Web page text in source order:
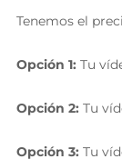
Tenemos el
Opción 1: Tu
Opción 2: Tu
Opción 3: Tu